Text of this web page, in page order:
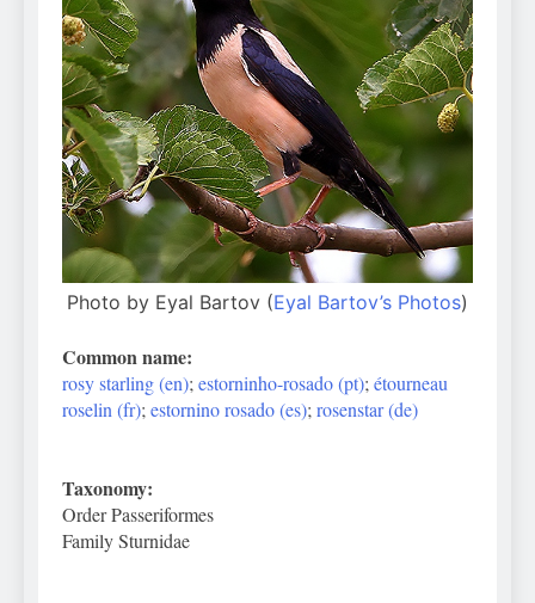
Photo by Eyal Bartov (Eyal Bartov’s Photos)
Common name:
rosy starling (en); estorninho-rosado (pt); étourneau
roselin (fr); estornino rosado (es); rosenstar (de)
Taxonomy:
Order Passeriformes
Family Sturnidae